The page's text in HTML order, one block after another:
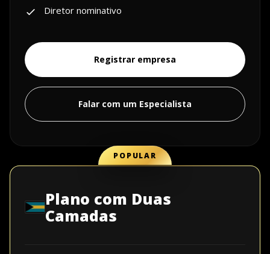
Diretor nominativo
Registrar empresa
Falar com um Especialista
POPULAR
Plano com Duas
Camadas